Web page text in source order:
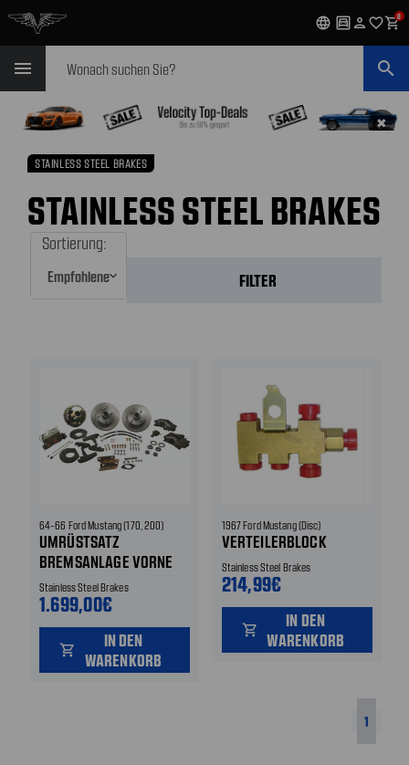
language garage person favorite_outlineshopping_cart0
menu search
✖
STAINLESS STEEL BRAKES
STAINLESS STEEL BRAKES
Sortierung:
FILTER
64-66 Ford Mustang (170, 200)
UMRÜSTSATZ
BREMSANLAGE VORNE
Stainless Steel Brakes
1.699,00€
shopping_cart
IN DEN
WARENKORB
1967 Ford Mustang (Disc)
VERTEILERBLOCK
Stainless Steel Brakes
214,99€
shopping_cart
IN DEN
WARENKORB
1